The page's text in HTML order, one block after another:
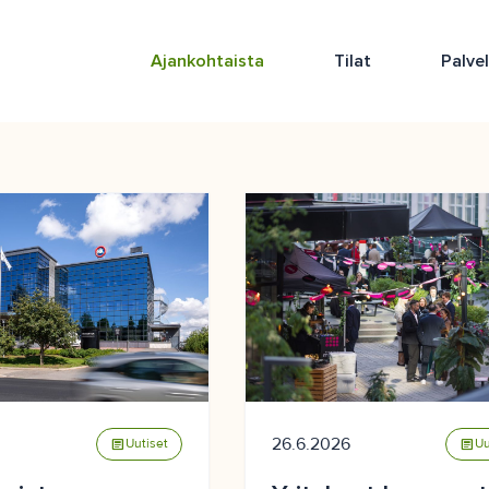
Ajankohtaista Tilat
article Uutiset 26.6.2026 article